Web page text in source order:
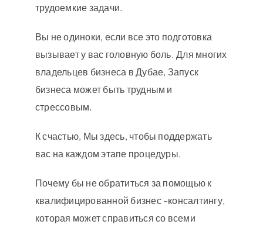
трудоемкие задачи.
Вы не одиноки, если все это подготовка
вызывает у вас головную боль. Для многих
владельцев бизнеса в Дубае, Запуск
бизнеса может быть трудным и
стрессовым.
К счастью, Мы здесь, чтобы поддержать
вас на каждом этапе процедуры.
Почему бы не обратиться за помощью к
квалифицированной бизнес -консалтингу,
которая может справиться со всеми